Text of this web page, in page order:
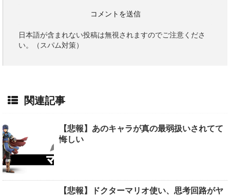
日本語が含まれない投稿は無視されますのでご注意くださ
い。（スパム対策）
関連記事
【悲報】あのキャラが真の最弱扱いされてて
悔しい
【悲報】ドクターマリオ使い、思考回路がヤ